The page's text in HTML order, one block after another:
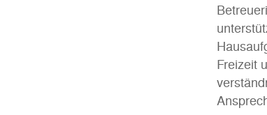
Freizeit